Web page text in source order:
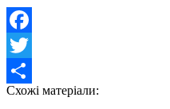
Facebook
Twitter
Share
Схожі матеріали: